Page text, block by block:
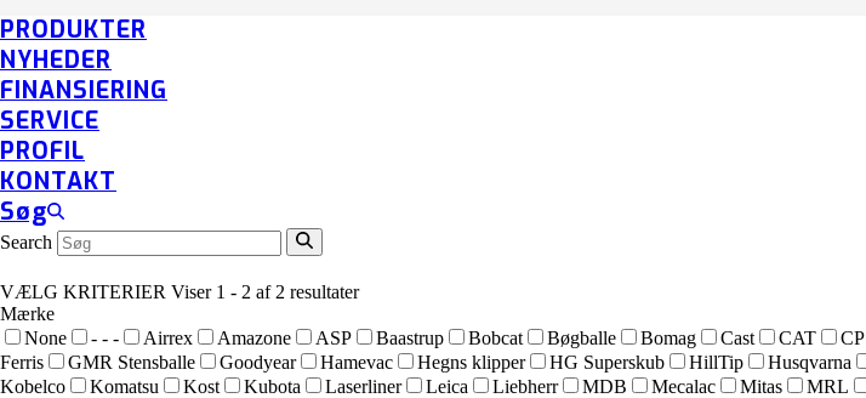
PRODUKTER
NYHEDER
FINANSIERING
SERVICE
PROFIL
KONTAKT
Søg
Search
VÆLG KRITERIER Viser 1 - 2 af 2 resultater
Mærke
None
- - - Airrex Amazone ASP Baastrup Bobcat Bøgballe Bomag Cast CAT CP
Ferris
GMR Stensballe Goodyear Hamevac Hegns klipper HG Superskub HillTip Husqvarna
Kobelco
Komatsu Kost Kubota Laserliner Leica Liebherr MDB Mecalac Mitas MRL